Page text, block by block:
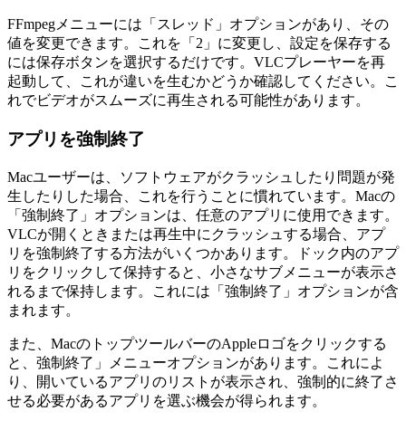
FFmpegメニューには「スレッド」オプションがあり、その
値を変更できます。これを「2」に変更し、設定を保存する
には保存ボタンを選択するだけです。VLCプレーヤーを再
起動して、これが違いを生むかどうか確認してください。こ
れでビデオがスムーズに再生される可能性があります。
アプリを強制終了
Macユーザーは、ソフトウェアがクラッシュしたり問題が発
生したりした場合、これを行うことに慣れています。Macの
「強制終了」オプションは、任意のアプリに使用できます。
VLCが開くときまたは再生中にクラッシュする場合、アプ
リを強制終了する方法がいくつかあります。ドック内のアプ
リをクリックして保持すると、小さなサブメニューが表示さ
れるまで保持します。これには「強制終了」オプションが含
まれます。
また、MacのトップツールバーのAppleロゴをクリックする
と、強制終了」メニューオプションがあります。これによ
り、開いているアプリのリストが表示され、強制的に終了さ
せる必要があるアプリを選ぶ機会が得られます。